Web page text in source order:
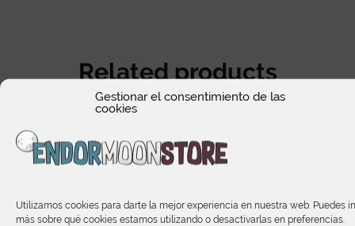
Gestionar el consentimiento de las
cookies
Utilizamos cookies para darte la mejor experiencia en nuestra web. Puedes
más sobre qué cookies estamos utilizando o desactivarlas en preferencias.
Related products